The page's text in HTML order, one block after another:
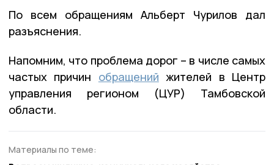
По всем обращениям Альберт Чурилов дал
разъяснения.
Напомним, что проблема дорог – в числе самых
частых причин обращений жителей в Центр
управления регионом (ЦУР) Тамбовской
области.
Материалы по теме: